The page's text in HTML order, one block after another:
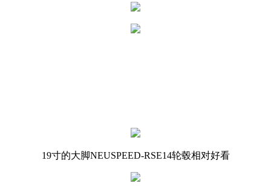
19寸的大脚NEUSPEED-RSE14轮毂相对好看